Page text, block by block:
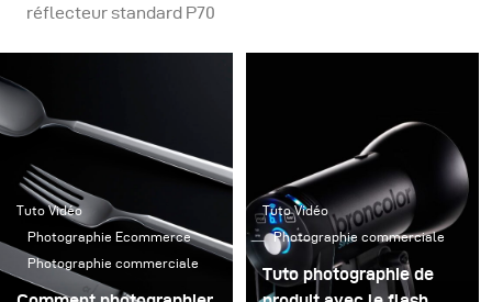
réflecteur standard P70
Tuto Vidéo
Photographie Ecommerce
Photographie commerciale
Tuto Vidéo
Photographie commerciale
Tuto photographie de